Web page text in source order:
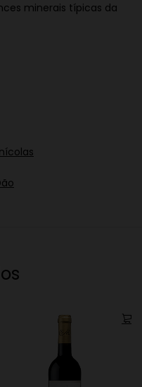
minerais típicas da